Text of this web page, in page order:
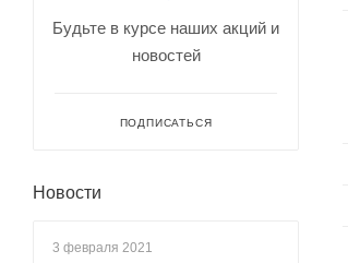
Будьте в курсе наших акций и
новостей
ПОДПИСАТЬСЯ
Новости
3 февраля 2021